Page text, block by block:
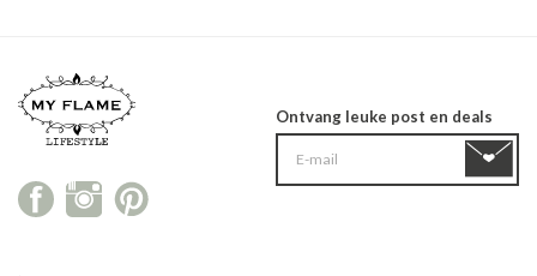
Ontvang leuke post en deals